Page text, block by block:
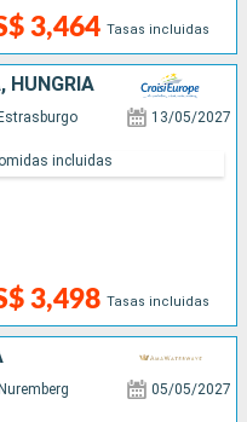
3,464 Tasas incluidas
HUNGRÍA
Estrasburgo 13/05/2027
3,498 Tasas incluidas
incluidas
Nuremberg 05/05/2027